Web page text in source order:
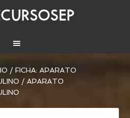
/ FICHA: APARATO
/ APARATO